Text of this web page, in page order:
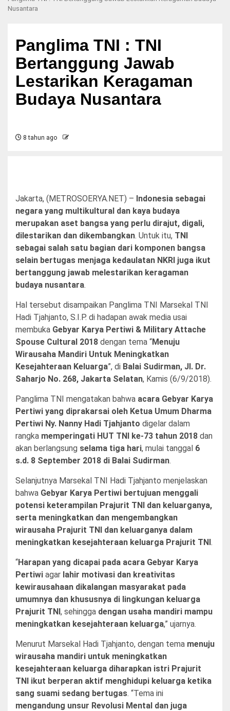
Nusantara
Panglima TNI : TNI
Bertanggung Jawab
Lestarikan Keragaman
Budaya Nusantara
8 tahun ago
Jakarta, (METROSOERYA.NET) – Indonesia sebagai
negara yang multikultural dan kaya budaya
merupakan aset bangsa yang perlu dirajut, digali,
dilestarikan dan dikembangkan. Untuk itu, TNI
sebagai salah satu bagian dari komponen bangsa
selain bertugas menjaga kedaulatan NKRI juga ikut
bertanggung jawab melestarikan keragaman
budaya nusantara.
Hal tersebut disampaikan Panglima TNI Marsekal TNI
Hadi Tjahjanto, S.I.P. di hadapan awak media usai
membuka Gebyar Karya Pertiwi & Military Attache
Spouse Cultural 2018 dengan tema “Menuju
Wirausaha Mandiri Untuk Meningkatkan
Kesejahteraan Keluarga”, di Balai Sudirman, Jl. Dr.
Saharjo No. 268, Jakarta Selatan, Kamis (6/9/2018).
Panglima TNI mengatakan bahwa acara Gebyar Karya
Pertiwi yang diprakarsai oleh Ketua Umum Dharma
Pertiwi Ny. Nanny Hadi Tjahjanto digelar dalam
rangka memperingati HUT TNI ke-73 tahun 2018 dan
akan berlangsung selama tiga hari, mulai tanggal 6
s.d. 8 September 2018 di Balai Sudirman.
Selanjutnya Marsekal TNI Hadi Tjahjanto menjelaskan
bahwa Gebyar Karya Pertiwi bertujuan menggali
potensi keterampilan Prajurit TNI dan keluarganya,
serta meningkatkan dan mengembangkan
wirausaha Prajurit TNI dan keluarganya dalam
meningkatkan kesejahteraan keluarga Prajurit TNI.
“Harapan yang dicapai pada acara Gebyar Karya
Pertiwi agar lahir motivasi dan kreativitas
kewirausahaan dikalangan masyarakat pada
umumnya dan khususnya di lingkungan keluarga
Prajurit TNI, sehingga dengan usaha mandiri mampu
meningkatkan kesejahteraan keluarga,” ujarnya.
Menurut Marsekal Hadi Tjahjanto, dengan tema menuju
wirausaha mandiri untuk meningkatkan
kesejahteraan keluarga diharapkan istri Prajurit
TNI ikut berperan aktif menghidupi keluarga ketika
sang suami sedang bertugas. “Tema ini
mengandung unsur Revolusi Mental dan juga